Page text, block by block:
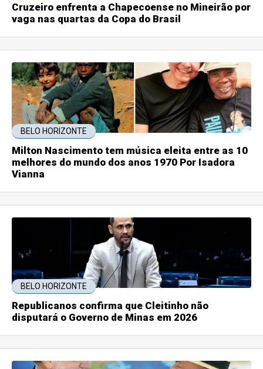
Cruzeiro enfrenta a Chapecoense no Mineirão por
vaga nas quartas da Copa do Brasil
BELO HORIZONTE
Milton Nascimento tem música eleita entre as 10
melhores do mundo dos anos 1970 Por Isadora
Vianna
BELO HORIZONTE
Republicanos confirma que Cleitinho não
disputará o Governo de Minas em 2026